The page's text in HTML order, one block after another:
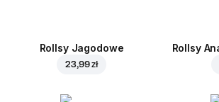
Rollsy Jagodowe
23,99 zł
Rollsy